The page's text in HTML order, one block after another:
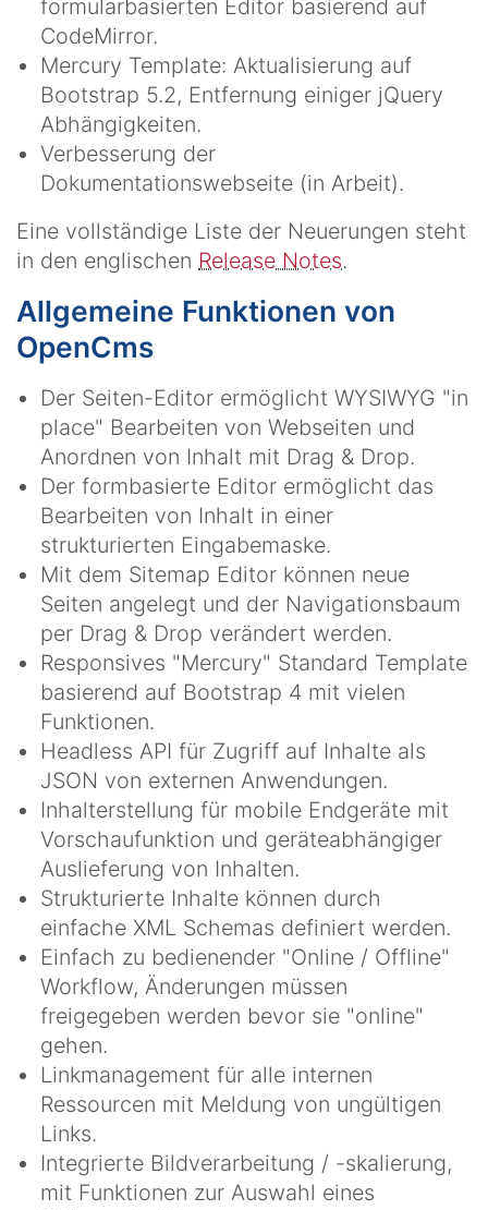
formularbasierten Editor basierend auf
CodeMirror.
Mercury Template: Aktualisierung auf
Bootstrap 5.2, Entfernung einiger jQuery
Abhängigkeiten.
Verbesserung der
Dokumentationswebseite (in Arbeit).
Eine vollständige Liste der Neuerungen steht
in den englischen Release Notes.
Allgemeine Funktionen von
OpenCms
Der Seiten-Editor ermöglicht WYSIWYG "in
place" Bearbeiten von Webseiten und
Anordnen von Inhalt mit Drag & Drop.
Der formbasierte Editor ermöglicht das
Bearbeiten von Inhalt in einer
strukturierten Eingabemaske.
Mit dem Sitemap Editor können neue
Seiten angelegt und der Navigationsbaum
per Drag & Drop verändert werden.
Responsives "Mercury" Standard Template
basierend auf Bootstrap 4 mit vielen
Funktionen.
Headless API für Zugriff auf Inhalte als
JSON von externen Anwendungen.
Inhalterstellung für mobile Endgeräte mit
Vorschaufunktion und geräteabhängiger
Auslieferung von Inhalten.
Strukturierte Inhalte können durch
einfache XML Schemas definiert werden.
Einfach zu bedienender "Online / Offline"
Workflow, Änderungen müssen
freigegeben werden bevor sie "online"
gehen.
Linkmanagement für alle internen
Ressourcen mit Meldung von ungültigen
Links.
Integrierte Bildverarbeitung / -skalierung,
mit Funktionen zur Auswahl eines